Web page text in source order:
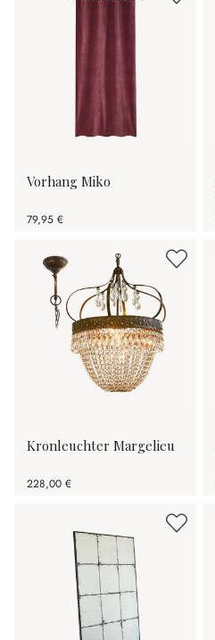
Vorhang Miko
79,95 €
Kronleuchter Margelieu
228,00 €